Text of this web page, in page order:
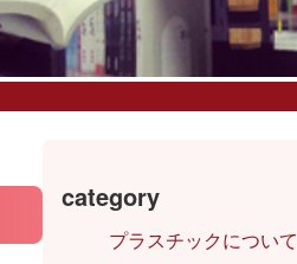
category
プラスチックについて